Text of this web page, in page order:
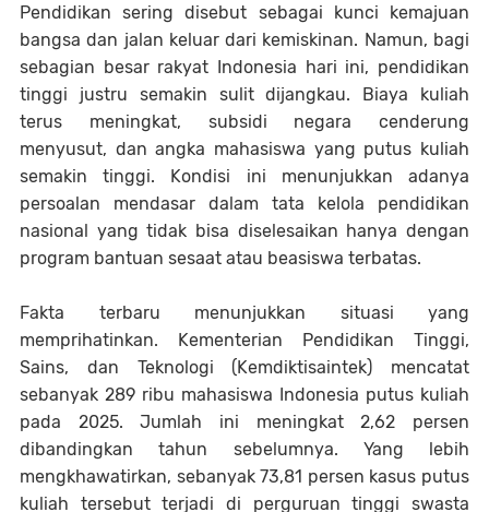
Pendidikan sering disebut sebagai kunci kemajuan
bangsa dan jalan keluar dari kemiskinan. Namun, bagi
sebagian besar rakyat Indonesia hari ini, pendidikan
tinggi justru semakin sulit dijangkau. Biaya kuliah
terus meningkat, subsidi negara cenderung
menyusut, dan angka mahasiswa yang putus kuliah
semakin tinggi. Kondisi ini menunjukkan adanya
persoalan mendasar dalam tata kelola pendidikan
nasional yang tidak bisa diselesaikan hanya dengan
program bantuan sesaat atau beasiswa terbatas.
Fakta terbaru menunjukkan situasi yang
memprihatinkan. Kementerian Pendidikan Tinggi,
Sains, dan Teknologi (Kemdiktisaintek) mencatat
sebanyak 289 ribu mahasiswa Indonesia putus kuliah
pada 2025. Jumlah ini meningkat 2,62 persen
dibandingkan tahun sebelumnya. Yang lebih
mengkhawatirkan, sebanyak 73,81 persen kasus putus
kuliah tersebut terjadi di perguruan tinggi swasta